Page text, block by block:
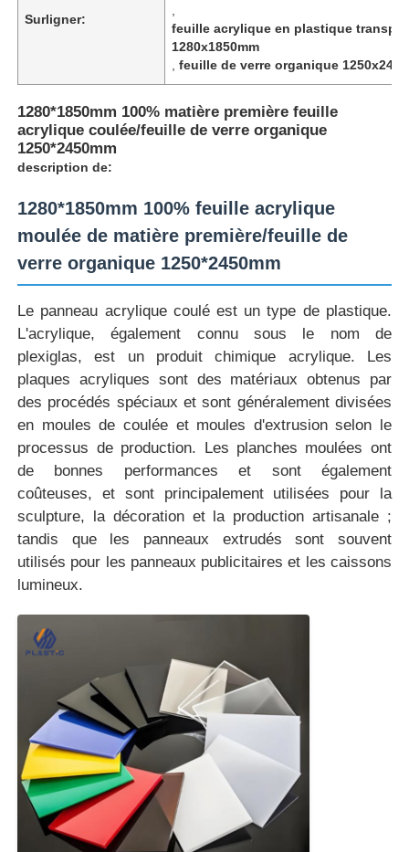
Aperçu
Produits
A propos de nous
Visite d'usine
Contrôle de la qualité
Contact
Tous les cas
Blog
Demande de soumission
Surligner:
feuille acrylique en plastique
1280x1850mm
,feuille de verre organique
1280*1850mm 100% matière première feuille
acrylique coulée/feuille de verre organique
1250*2450mm
description de:
1280*1850mm 100% feuille acrylique
moulée de matière première/feuille de
verre organique 1250*2450mm
Le panneau acrylique coulé est un type de plastique.
L'acrylique, également connu sous le nom de
plexiglas, est un produit chimique acrylique. Les
plaques acryliques sont des matériaux obtenus par
des procédés spéciaux et sont généralement divisées
en moules de coulée et moules d'extrusion selon le
processus de production. Les planches moulées ont
de bonnes performances et sont également
coûteuses, et sont principalement utilisées pour la
sculpture, la décoration et la production artisanale ;
tandis que les panneaux extrudés sont souvent
utilisés pour les panneaux publicitaires et les caissons
lumineux.